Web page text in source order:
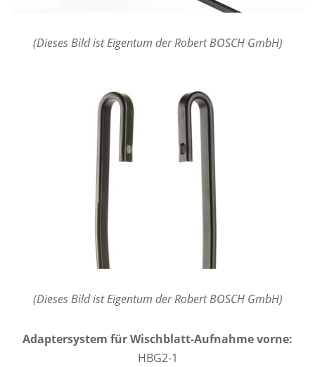
(Dieses Bild ist Eigentum der Robert BOSCH GmbH)
(Dieses Bild ist Eigentum der Robert BOSCH GmbH)
Adaptersystem für Wischblatt-Aufnahme vorne:
HBG2-1